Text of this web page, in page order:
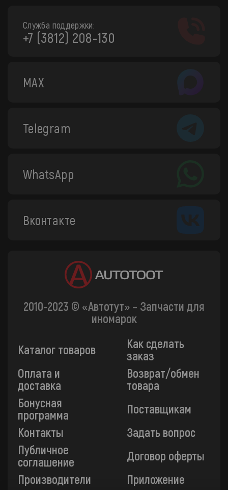
Служба поддержки:
+7 (3812) 208-130
MAX
Telegram
WhatsApp
Вконтакте
2010-2023 © «Автотут» – Запчасти для
иномарок
Каталог товаров
Как сделать
заказ
Оплата и
доставка
Возврат/обмен
товара
Бонусная
программа
Поставщикам
Контакты
Задать вопрос
Публичное
соглашение
Договор оферты
Производители
Приложение